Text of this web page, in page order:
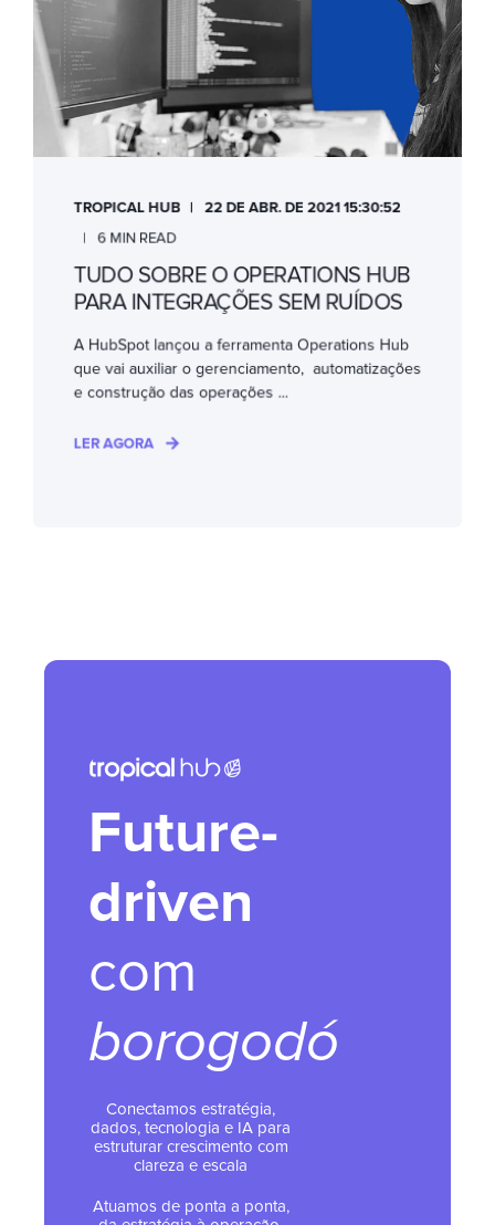
TROPICAL HUB 22 DE ABR. DE 2021 15:30:52
6 MIN READ
TUDO SOBRE O OPERATIONS HUB
PARA INTEGRAÇÕES SEM RUÍDOS
A HubSpot lançou a ferramenta Operations Hub
que vai auxiliar o gerenciamento, automatizações
e construção das operações ...
LER AGORA
Future-
driven
com
borogodó
Conectamos estratégia,
dados, tecnologia e IA para
estruturar crescimento com
clareza e escala
Atuamos de ponta a ponta,